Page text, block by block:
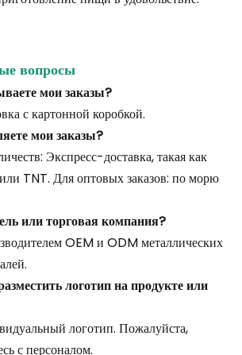
вопросы
мои заказы?
с картонной коробкой.
мои заказы?
Экспресс-доставка, такая как
TNT. Для оптовых заказов: по морю
или торговая компания?
OEM и ODM металлических
логотип на продукте или
логотип. Пожалуйста,
с персоналом.